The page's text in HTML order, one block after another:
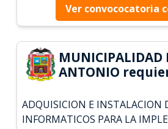
Ver convococatoria
MUNICIPALIDAD
ANTONIO
ADQUISICION E INSTALACION
INFORMATICOS PARA LA